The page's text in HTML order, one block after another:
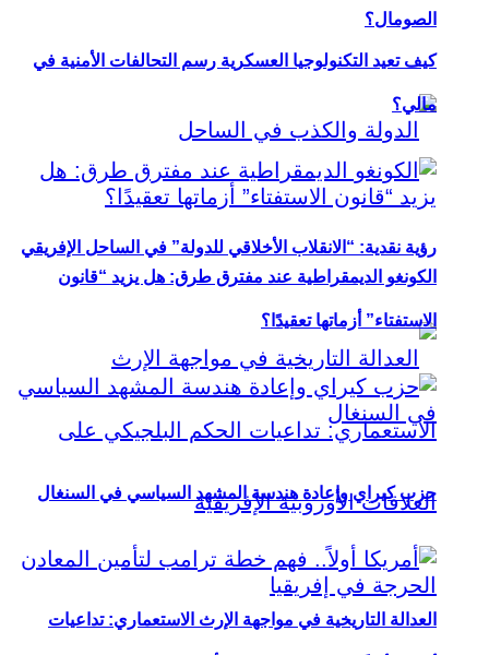
الصومال؟
رؤية نقدية: “الانقلاب الأخلاقي للدولة” في الساحل الإفريقي
العدالة التاريخية في مواجهة الإرث الاستعماري: تداعيات
كيف تعيد التكنولوجيا العسكرية رسم التحالفات الأمنية في
مالي؟
الكونغو الديمقراطية عند مفترق طرق: هل يزيد “قانون
الاستفتاء” أزماتها تعقيدًا؟
حزب كيراي وإعادة هندسة المشهد السياسي في السنغال